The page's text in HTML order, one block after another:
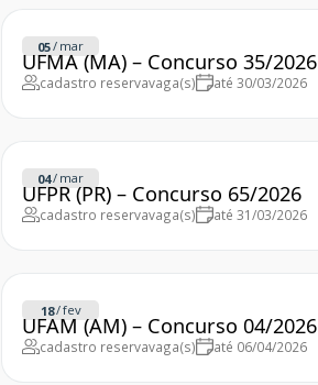
05/ mar
UFMA (MA) – Concurso 35/2026
cadastro reservavaga(s) até 30/03/2026
04/ mar
UFPR (PR) – Concurso 65/2026
cadastro reservavaga(s) até 31/03/2026
18/fev
UFAM (AM) – Concurso 04/2026
cadastro reservavaga(s) até 06/04/2026